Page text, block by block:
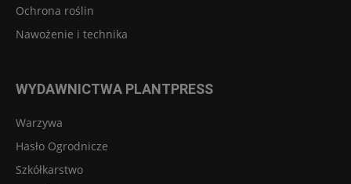
Ochrona roślin
Nawożenie i technika
WYDAWNICTWA PLANTPRESS
Warzywa
Hasło Ogrodnicze
Szkółkarstwo